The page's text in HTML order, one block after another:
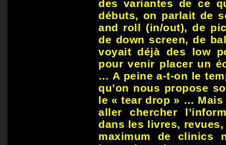
des variantes de ce
débuts, on parlait de
and roll (in/out), de
de down screen, de
voyait déjà des low
pour venir placer un
… A peine a-t-on le
qu’on nous propose
le « tear drop » …
aller chercher
dans les livres,
maximum de clinics